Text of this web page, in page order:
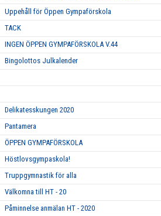
Uppehåll för Öppen Gympaförskola
TACK
INGEN ÖPPEN GYMPAFÖRSKOLA V.44
Bingolottos Julkalender
Delikatesskungen 2020
Pantamera
ÖPPEN GYMPAFÖRSKOLA
Höstlovsgympaskola!
Truppgymnastik för alla
Välkomna till HT - 20
Påminnelse anmälan HT - 2020